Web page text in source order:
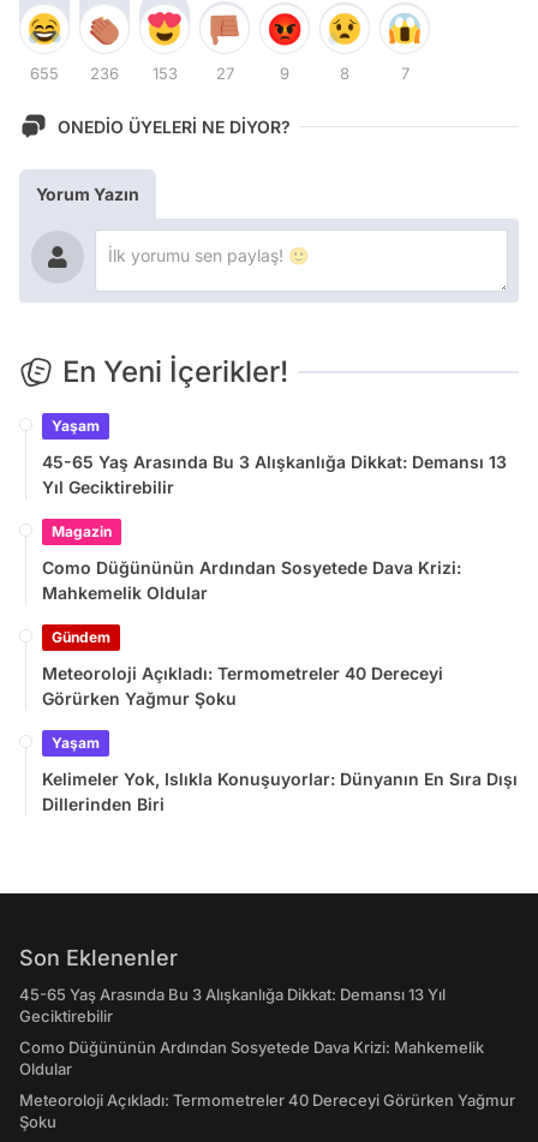
655 236 153 27 9 8 7
ONEDİO ÜYELERİ NE DİYOR?
Yorum Yazın
En Yeni İçerikler!
Yaşam
45-65 Yaş Arasında Bu 3 Alışkanlığa Dikkat: Demansı 13
Yıl Geciktirebilir
Magazin
Como Düğününün Ardından Sosyetede Dava Krizi:
Mahkemelik Oldular
Gündem
Meteoroloji Açıkladı: Termometreler 40 Dereceyi
Görürken Yağmur Şoku
Yaşam
Kelimeler Yok, Islıkla Konuşuyorlar: Dünyanın En Sıra Dışı
Dillerinden Biri
Son Eklenenler
45-65 Yaş Arasında Bu 3 Alışkanlığa Dikkat: Demansı 13 Yıl
Geciktirebilir
Como Düğününün Ardından Sosyetede Dava Krizi: Mahkemelik
Oldular
Meteoroloji Açıkladı: Termometreler 40 Dereceyi Görürken Yağmur
Şoku